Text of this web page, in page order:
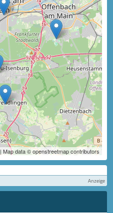
| Map data © openstreetmap contributors
Anzeige